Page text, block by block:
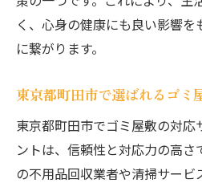
く、心身の健康にも良い影響
に繋がります。
東京都町田市で選ばれるゴミ
東京都町田市でゴミ屋敷の対応
ントは、信頼性と対応力の高さ
の不用品回収業者や清掃サービ